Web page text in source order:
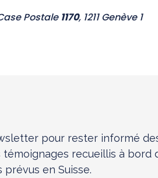
Case Postale 1170, 1211 Genève 1
pour rester informé
recueillis à bord
en Suisse.